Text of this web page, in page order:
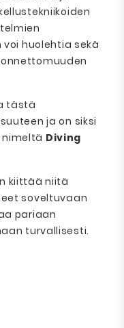
huolehtia sekä
tästä
ja on siksi
Diving
kiittää niitä
soveltuvaan
pariaan
turvallisesti.